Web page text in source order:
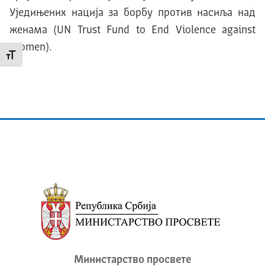
Промени величину слова
Уједињених нација за борбу против насиља над
женама (UN Trust Fund to End Violence against
Women).
Министарство просвете